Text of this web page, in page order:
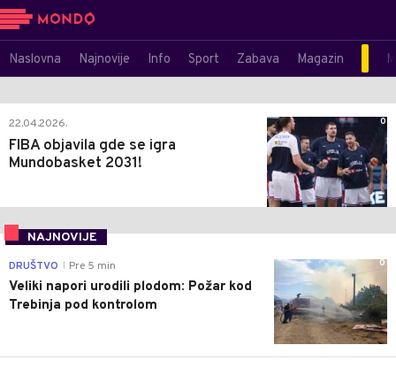
Naslovna Najnovije Info Sport Zabava Magazin
22.04.2026.
FIBA objavila gde se igra
Mundobasket 2031!
0
NAJNOVIJE
0
DRUŠTVO Pre 5 min
Veliki napori urodili plodom: Požar kod
Trebinja pod kontrolom